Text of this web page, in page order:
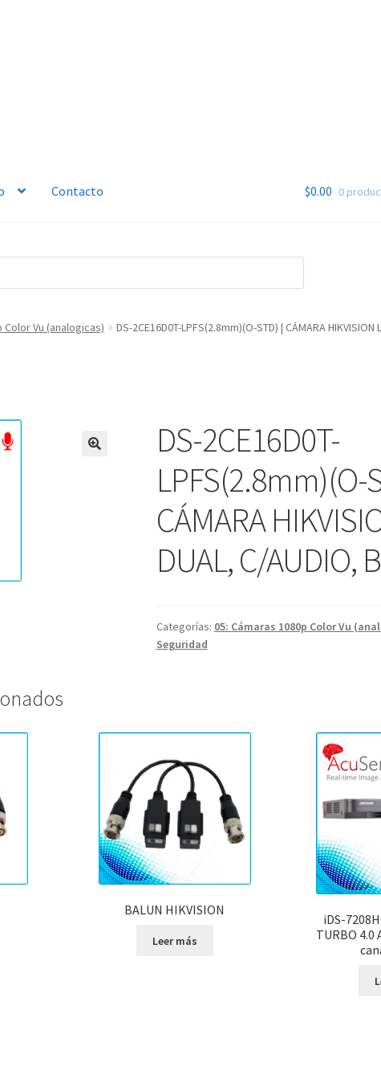
Contacto $0.00 0
Color Vu (analogicas)
DS-2CE16D0T-LPFS(2.8mm)(O-STD) | CÁMARA HIKVISION
DS-2CE16D0T-
LPFS(2.8mm)(O-
CÁMARA
DUAL, C/AUDIO,
Categorías: 05: Cámaras 1080p Color Vu
Seguridad
BALUN HIKVISION
Leer más
iDS-
TURBO 4.0